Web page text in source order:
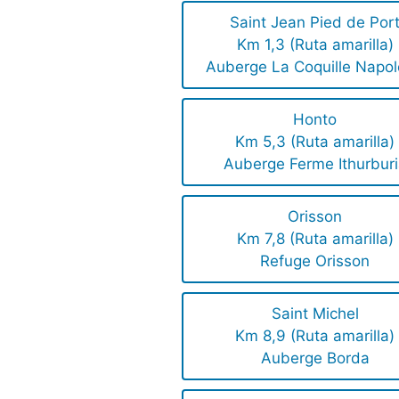
Saint Jean Pied de Port
Km 1,3 (Ruta amarilla)
Auberge La Coquille
Honto
Km 5,3 (Ruta amarilla)
Auberge Ferme
Orisson
Km 7,8 (Ruta amarilla)
Refuge Orisson
Saint Michel
Km 8,9 (Ruta amarilla)
Auberge Borda